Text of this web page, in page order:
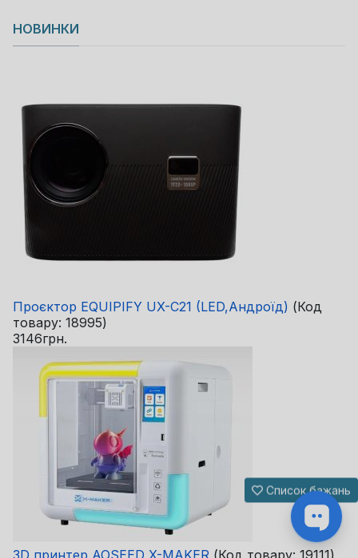
НОВИНКИ
Проєктор EQUIPIFY UX-C21 (LED,Андроїд) (Код
товару: 18995)
3146грн.
3D принтер AOSEED X-MAKER (Код товару: 19111)
Список бажань